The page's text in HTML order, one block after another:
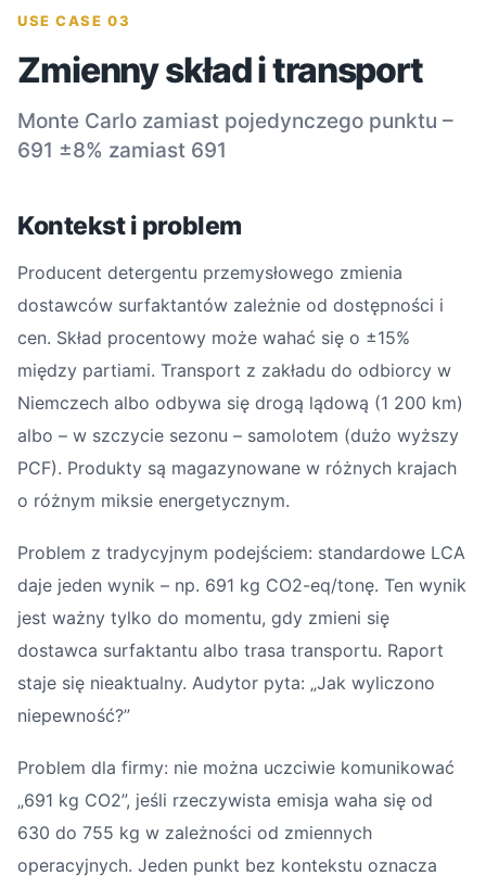
USE CASE 03
Zmienny skład i transport
Monte Carlo zamiast pojedynczego punktu –
691 ±8% zamiast 691
Kontekst i problem
Producent detergentu przemysłowego zmienia
dostawców surfaktantów zależnie od dostępności i
cen. Skład procentowy może wahać się o ±15%
między partiami. Transport z zakładu do odbiorcy w
Niemczech albo odbywa się drogą lądową (1 200 km)
albo – w szczycie sezonu – samolotem (dużo wyższy
PCF). Produkty są magazynowane w różnych krajach
o różnym miksie energetycznym.
Problem z tradycyjnym podejściem: standardowe LCA
daje jeden wynik – np. 691 kg CO2-eq/tonę. Ten wynik
jest ważny tylko do momentu, gdy zmieni się
dostawca surfaktantu albo trasa transportu. Raport
staje się nieaktualny. Audytor pyta: „Jak wyliczono
niepewność?”
Problem dla firmy: nie można uczciwie komunikować
„691 kg CO2”, jeśli rzeczywista emisja waha się od
630 do 755 kg w zależności od zmiennych
operacyjnych. Jeden punkt bez kontekstu oznacza